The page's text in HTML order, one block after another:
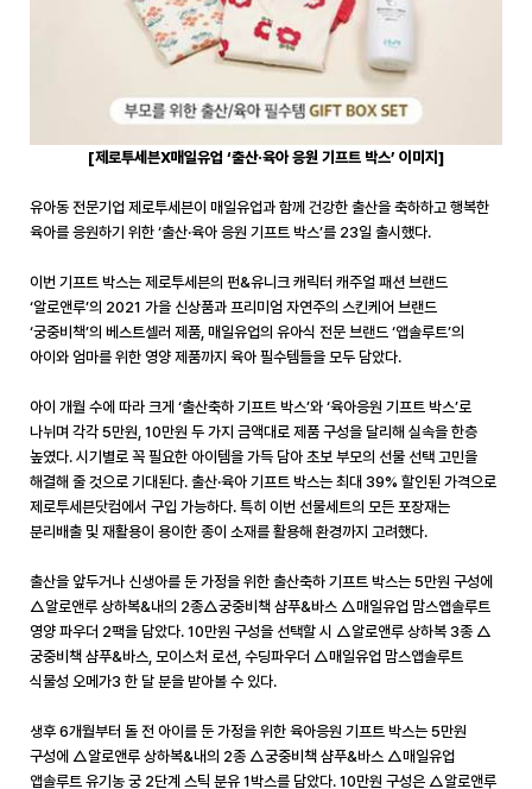
[제로투세븐X매일유업 ‘출산·육아 응원 기프트 박스’ 이미지]
유아동 전문기업 제로투세븐이 매일유업과 함께 건강한 출산을 축하하고 행복한
육아를 응원하기 위한 ‘출산·육아 응원 기프트 박스’를 23일 출시했다.
이번 기프트 박스는 제로투세븐의 펀&유니크 캐릭터 캐주얼 패션 브랜드
‘알로앤루’의 2021 가을 신상품과 프리미엄 자연주의 스킨케어 브랜드
‘궁중비책’의 베스트셀러 제품 매일유업의 유아식 전문 브랜드 ‘앱솔루트’의
아이와 엄마를 위한 영양 제품까지 육아 필수템들을 모두 담았다.
아이 개월 수에 따라 크게 ‘출산축하 기프트 박스’와 ‘육아응원 기프트 박스’로
나뉘며 각각 5만원 , 10만원 두 가지 금액대로 제품 구성을 달리해 실속을 한층
높였다. 시기별로 꼭 필요한 아이템을 가득 담아 초보 부모의 선물 선택 고민을
해결해 줄 것으로 기대된다. 출산·육아 기프트 박스는 최대 39% 할인된 가격으로
제로투세븐닷컴에서 구입 가능하다. 특히 이번 선물세트의 모든 포장재는
분리배출 및 재활용이 용이한 종이 소재를 활용해 환경까지 고려했다.
출산을 앞두거나 신생아를 둔 가정을 위한 출산축하 기프트 박스는 5만원 구성에
△알로앤루 상하복&내의 2종△궁중비책 샴푸&바스 △매일유업 맘스앱솔루트
영양 파우더 2팩을 담았다. 10만원 구성을 선택할 시 △알로앤루 상하복 3종 △
궁중비책 샴푸&바스 모이스처 로션 수딩파우더 △매일유업 맘스앱솔루트
식물성 오메가3 한 달 분을 받아볼 수 있다.
생후 6개월부터 돌 전 아이를 둔 가정을 위한 육아응원 기프트 박스는 5만원
구성에 △알로앤루 상하복&내의 2종 △궁중비책 샴푸&바스 △매일유업
앱솔루트 유기농 궁 2단계 스틱 분유 1박스를 담았다. 10만원 구성은 △알로앤루